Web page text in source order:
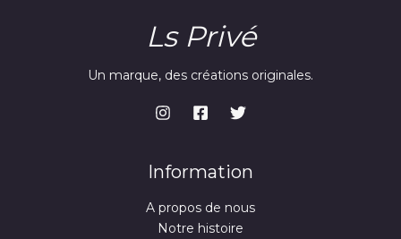
Ls Privé
Un marque, des créations originales.
Information
A propos de nous
Notre histoire